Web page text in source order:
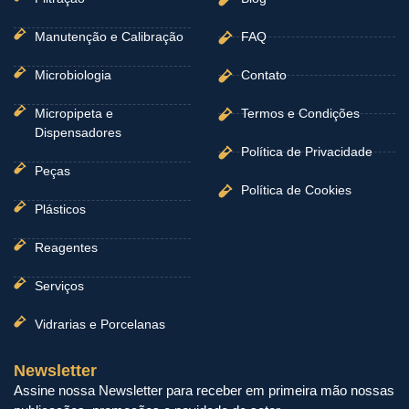
Manutenção e Calibração
Microbiologia
Micropipeta e
Dispensadores
Peças
Plásticos
Reagentes
Serviços
Vidrarias e Porcelanas
FAQ
Contato
Termos e Condições
Política de Privacidade
Política de Cookies
Newsletter
Assine nossa Newsletter para receber em primeira mão nossas